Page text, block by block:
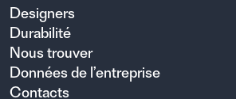
Designers
Durabilité
Nous trouver
Données de l’entreprise
Contacts